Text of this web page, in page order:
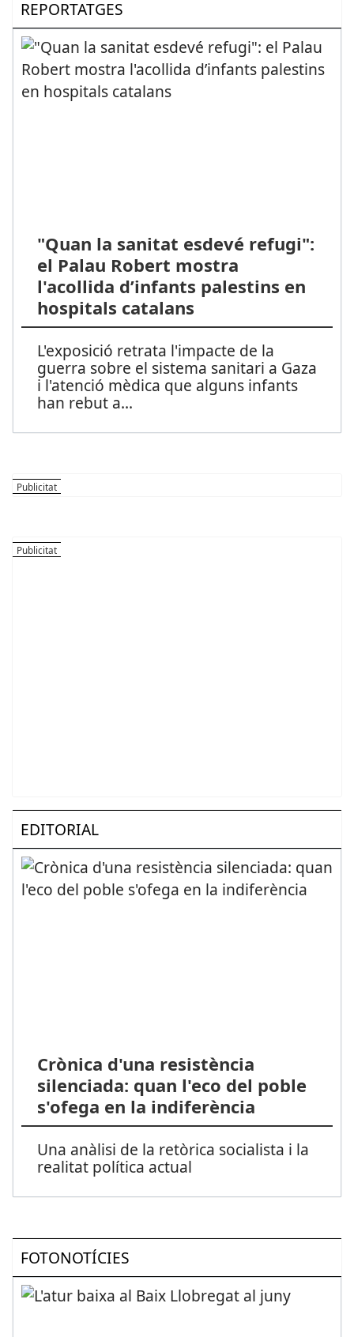
REPORTATGES
"Quan la sanitat esdevé refugi":
el Palau Robert mostra
l'acollida d’infants palestins en
hospitals catalans
L'exposició retrata l'impacte de la
guerra sobre el sistema sanitari a Gaza
i l'atenció mèdica que alguns infants
han rebut a...
EDITORIAL
Crònica d'una resistència
silenciada: quan l'eco del poble
s'ofega en la indiferència
Una anàlisi de la retòrica socialista i la
realitat política actual
FOTONOTÍCIES